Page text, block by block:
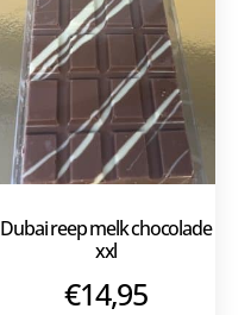
Dubai reep melk chocolade
xxl
€14,95